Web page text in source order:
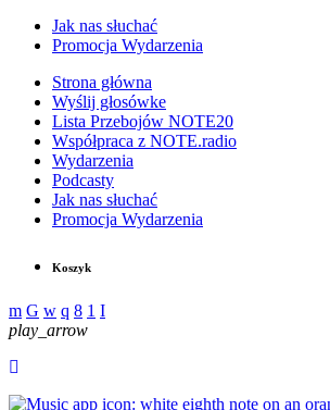
Jak nas słuchać
Promocja Wydarzenia
Strona główna
Wyślij głosówke
Lista Przebojów NOTE20
Współpraca z NOTE.radio
Wydarzenia
Podcasty
Jak nas słuchać
Promocja Wydarzenia
Koszyk
play_arrow